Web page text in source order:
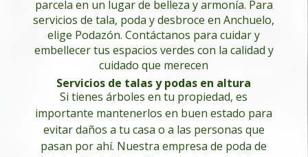
parcela en un lugar de belleza y armonía. Para
servicios de tala, poda y desbroce en Anchuelo,
elige Podazón. Contáctanos para cuidar y
embellecer tus espacios verdes con la calidad y
cuidado que merecen
Servicios de talas y podas en altura
Si tienes árboles en tu propiedad, es
importante mantenerlos en buen estado para
evitar daños a tu casa o a las personas que
pasan por ahí. Nuestra empresa de poda de